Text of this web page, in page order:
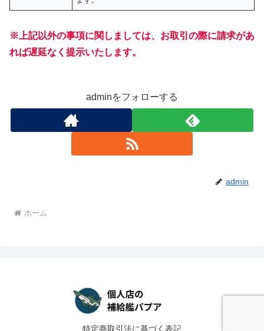
※上記以外の事項に関しましては、お取引の際に請求があ
れば遅延なく提示いたします。
adminをフォローする
admin
ホーム
特定商取引法に基づく表記